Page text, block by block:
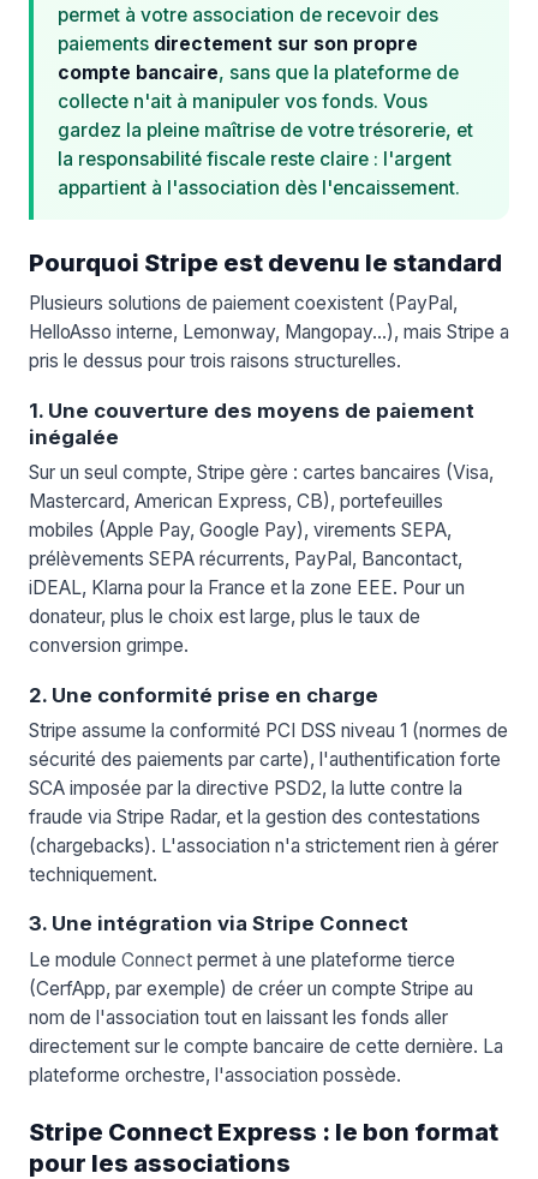
permet à votre association de recevoir des
paiements directement sur son propre
compte bancaire, sans que la plateforme de
collecte n'ait à manipuler vos fonds. Vous
gardez la pleine maîtrise de votre trésorerie, et
la responsabilité fiscale reste claire : l'argent
appartient à l'association dès l'encaissement.
Pourquoi Stripe est devenu le standard
Plusieurs solutions de paiement coexistent (PayPal,
HelloAsso interne, Lemonway, Mangopay…), mais Stripe a
pris le dessus pour trois raisons structurelles.
1. Une couverture des moyens de paiement
inégalée
Sur un seul compte, Stripe gère : cartes bancaires (Visa,
Mastercard, American Express, CB), portefeuilles
mobiles (Apple Pay, Google Pay), virements SEPA,
prélèvements SEPA récurrents, PayPal, Bancontact,
iDEAL, Klarna pour la France et la zone EEE. Pour un
donateur, plus le choix est large, plus le taux de
conversion grimpe.
2. Une conformité prise en charge
Stripe assume la conformité PCI DSS niveau 1 (normes de
sécurité des paiements par carte), l'authentification forte
SCA imposée par la directive PSD2, la lutte contre la
fraude via Stripe Radar, et la gestion des contestations
(chargebacks). L'association n'a strictement rien à gérer
techniquement.
3. Une intégration via Stripe Connect
Le module Connect permet à une plateforme tierce
(CerfApp, par exemple) de créer un compte Stripe au
nom de l'association tout en laissant les fonds aller
directement sur le compte bancaire de cette dernière. La
plateforme orchestre, l'association possède.
Stripe Connect Express : le bon format
pour les associations